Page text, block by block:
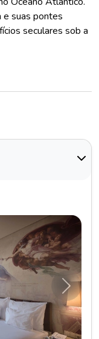
e suas pontes
seculares sob a